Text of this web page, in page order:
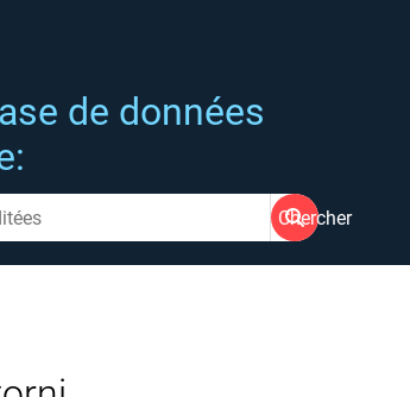
de données
Chercher